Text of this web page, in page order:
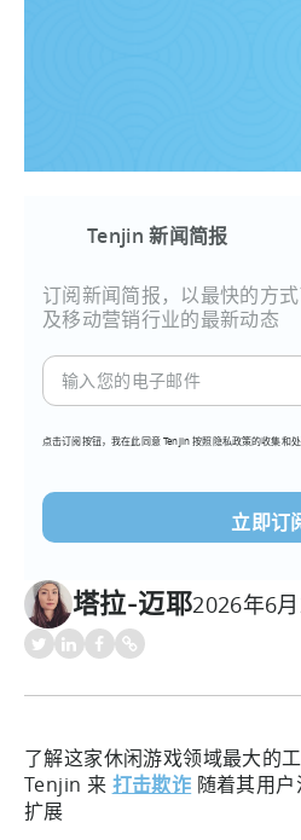
Tenjin 新闻简报
订阅新闻简报，以最快的方
及移动营销行业的最新动态
输
入
的
子
邮
(必
须填
写）
点击订阅按钮，我在此同意 Tenjin 按照隐私政策的收集和
塔拉-迈耶2026年6
了解这家休闲游戏领域最大的
Tenjin 来 打击欺诈 随着其用
扩展